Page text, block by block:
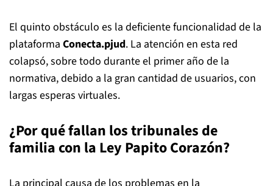
El quinto obstáculo es la deficiente funcionalidad de la
plataforma Conecta.pjud. La atención en esta red
colapsó, sobre todo durante el primer año de la
normativa, debido a la gran cantidad de usuarios, con
largas esperas virtuales.
¿Por qué fallan los tribunales de
familia con la Ley Papito Corazón?